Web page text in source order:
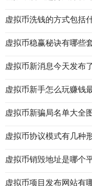
虚拟币洗钱的方式包括
虚拟币稳赢秘诀有哪些
虚拟币新消息今天发布
虚拟币新手怎么玩赚钱
虚拟币新骗局名单大全
虚拟币协议模式有几种
虚拟币销毁地址是哪个
虚拟币项目发布网站有